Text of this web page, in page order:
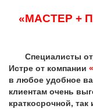
«МАСТЕР +
Специалисты
Истре от компании
в любое удобное
клиентам очень
краткосрочной,